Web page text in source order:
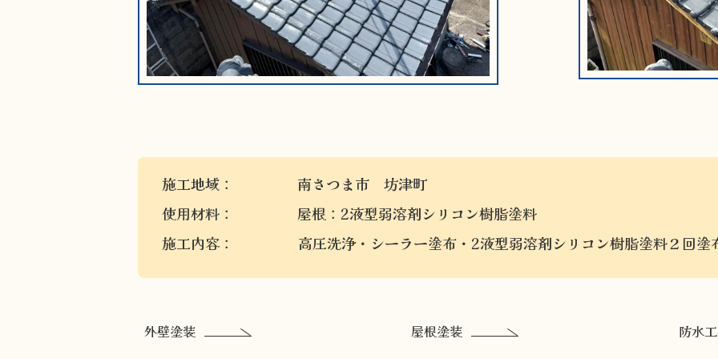
施工地域：
南さつま市 坊津町
使用材料：
屋根：2液型弱溶剤シリコン樹脂塗料
施工内容：
高圧洗浄・シーラー塗布・2液型弱溶剤シリコン樹脂塗料２回塗
外壁塗装 屋根塗装 防水